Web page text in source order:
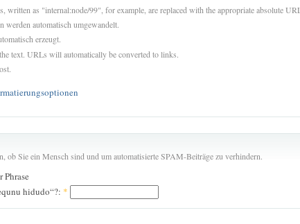
written as "internal:node/99", for example, are replaced with the appropriate absolute
automatisch umgewandelt.
erzeugt.
text. URLs will automatically be converted to links.
ob Sie ein Mensch sind und um automatisierte SPAM-Beiträge zu verhindern.
Phrase
hidudo“?: *